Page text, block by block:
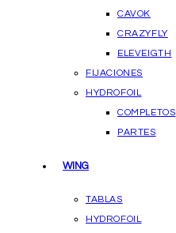
CAVOK
CRAZYFLY
ELEVEIGTH
FIJACIONES
HYDROFOIL
COMPLETOS
PARTES
WING
TABLAS
HYDROFOIL